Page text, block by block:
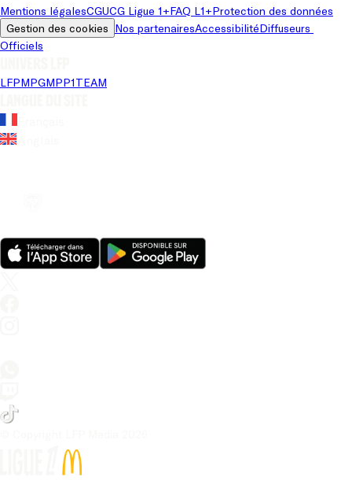
Mentions légalesCGUCG Ligue 1+FAQ L1+Protection des données
Gestion des cookies Nos partenairesAccessibilitéDiffuseurs
Officiels
LFPMPGMPP1TEAM